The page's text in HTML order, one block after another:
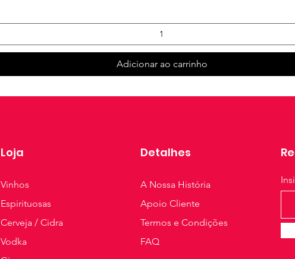
Adicionar ao carrinho
Loja
Vinhos
Espirituosas
Cerveja / Cidra
Vodka
Detalhes
A Nossa História
Apoio Cliente
Termos e Condições
FAQ